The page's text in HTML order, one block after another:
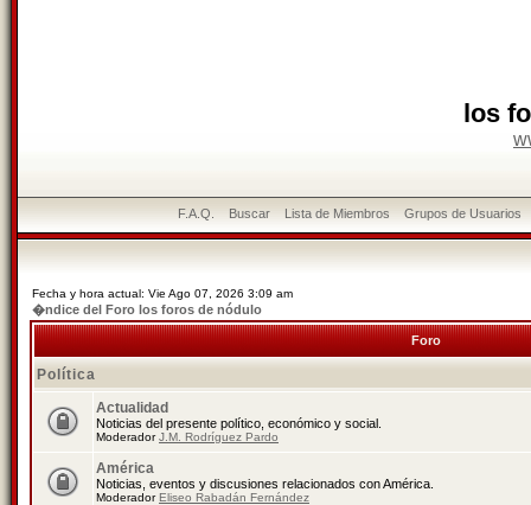
los
F.A.Q. Buscar Lista de Miembros Grupos de Usuarios
Fecha y hora actual: Vie Ago 07, 2026 3:09 am
�ndice del Foro los foros de nódulo
Foro
Política
Actualidad
Noticias del presente político, económico y social.
ModeradorJ.M. Rodríguez Pardo
América
Noticias, eventos y discusiones relacionados con América.
ModeradorEliseo Rabadán Fernández